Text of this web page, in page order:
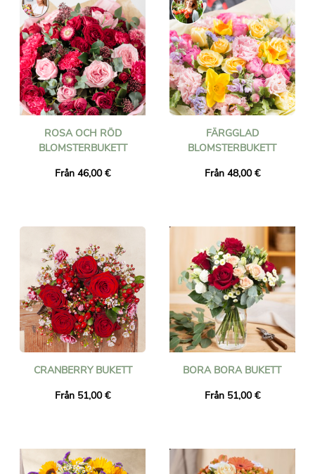
ROSA OCH RÖD
BLOMSTERBUKETT
Från 46,00 €
FÄRGGLAD
BLOMSTERBUKETT
Från 48,00 €
CRANBERRY BUKETT
Från 51,00 €
BORA BORA BUKETT
Från 51,00 €